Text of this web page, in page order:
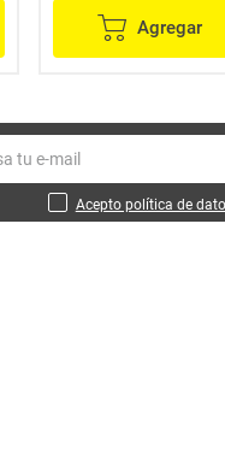
Agregar
Acepto política de